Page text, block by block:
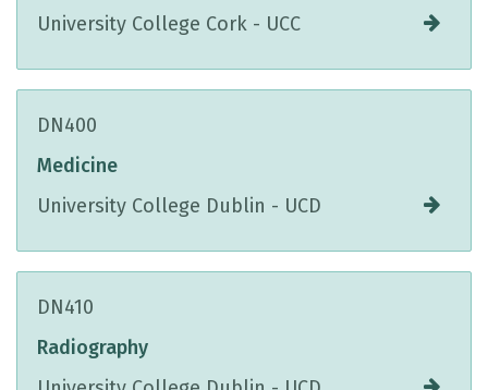
University College Cork - UCC
DN400
Medicine
University College Dublin - UCD
DN410
Radiography